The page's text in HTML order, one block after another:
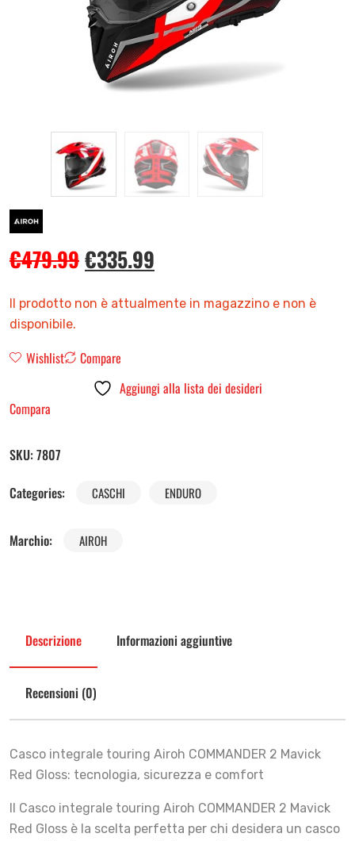
€479.99€335.99
Il prodotto non è attualmente in magazzino e non è
disponibile.
Wishlist
Compare
Aggiungi alla lista dei desideri
Compara
SKU: 7807
Categories:
CASCHI ENDURO
Marchio: AIROH
Descrizione Informazioni aggiuntive
Recensioni (0)
Casco integrale touring Airoh COMMANDER 2 Mavick
Red Gloss: tecnologia, sicurezza e comfort
Il Casco integrale touring Airoh COMMANDER 2 Mavick
Red Gloss è la scelta perfetta per chi desidera un casco